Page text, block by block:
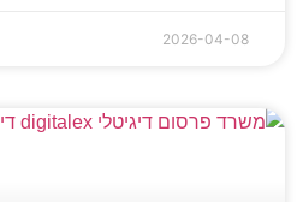
2026-04-08